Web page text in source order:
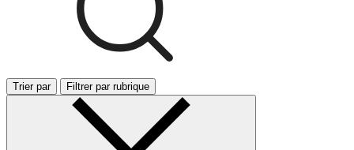
Trier par Filtrer par rubrique